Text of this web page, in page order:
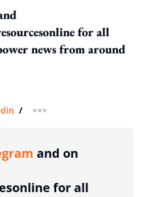
for all
news from around
/ more sharing option
and on
for all